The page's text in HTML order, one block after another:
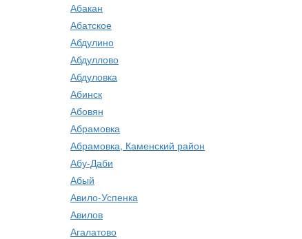
Абакан
Абатское
Абдулино
Абдуллово
Абдуловка
Абинск
Абовян
Абрамовка
Абрамовка, Каменский район
Абу-Даби
Абый
Авило-Успенка
Авилов
Агалатово